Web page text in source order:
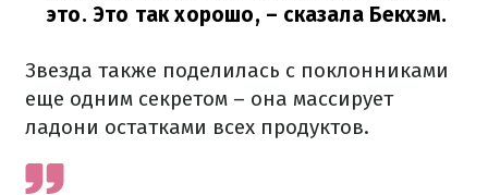
это. Это так хорошо, – сказала Бекхэм.
Звезда также поделилась с поклонниками
еще одним секретом – она массирует
ладони остатками всех продуктов.